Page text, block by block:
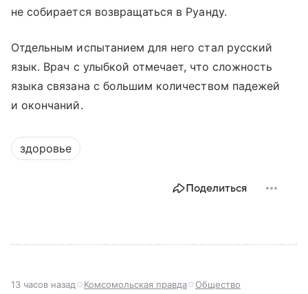
не собирается возвращаться в Руанду.
Отдельным испытанием для него стал русский
язык. Врач с улыбкой отмечает, что сложность
языка связана с большим количеством падежей
и окончаний.
здоровье
Поделиться
13 часов назад Комсомольская правда Общество